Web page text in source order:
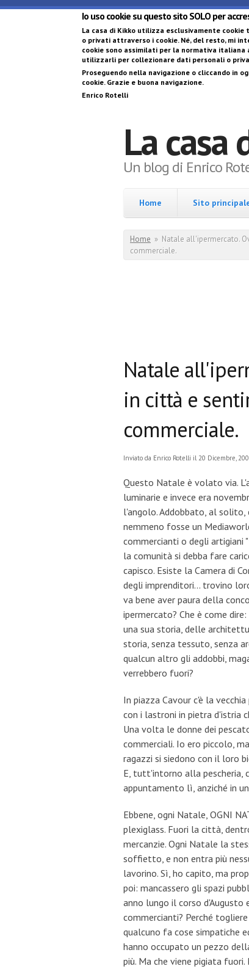
Io uso cookie su questo sito SOLO per
La casa di Kikko utilizza esclusivamente cookie
o privati attraverso i cookie. Né, del resto, mi
cookie sono assimilati per la normativa italiana
utilizzarli per collezionare dati personali o
Proseguendo nella navigazione o cliccando in
cookie. Grazie e buona navigazione.
Enrico Rotelli
La casa
Un blog di Enrico
Home Sito
Tu sei qui
Home » Natale all'ipermercato.
commerciale.
Natale
in città e
commerciale.
Inviato da Enrico Rotelli il 20 Dicembre,
Questo Natale è volato via.
luminarie e invece era
l'angolo. Addobbato, al
nemmeno fosse un
commercianti o degli artigiani
la comunità si debba fare
capisco. Esiste la Camera di
degli imprenditori... trovino
va bene aver paura della
ipermercato? Che è come
una sua storia, delle
storia, senza tessuto, senza
qualcun altro gli addobbi,
verrebbero fuori?
In piazza Cavour c'è la
con i lastroni in pietra d'istria
Una volta le donne dei
commerciali. Io ero piccolo,
ragazzi si siedono con il loro
E, tutt'intorno alla pescheria,
appuntamento lì, anziché in
Ebbene, ogni Natale, OGNI
plexiglass. Fuori la città,
mercanzie. Ogni Natale la
soffietto, e non entra più
lavorino. Sì, ho capito, ma
poi: mancassero gli spazi
anno lungo il corso d'Augusto
commercianti? Perché
qualcuno fa cose simpatiche
hanno occupato un pezzo
più. Ma che viene pigiata fuori.